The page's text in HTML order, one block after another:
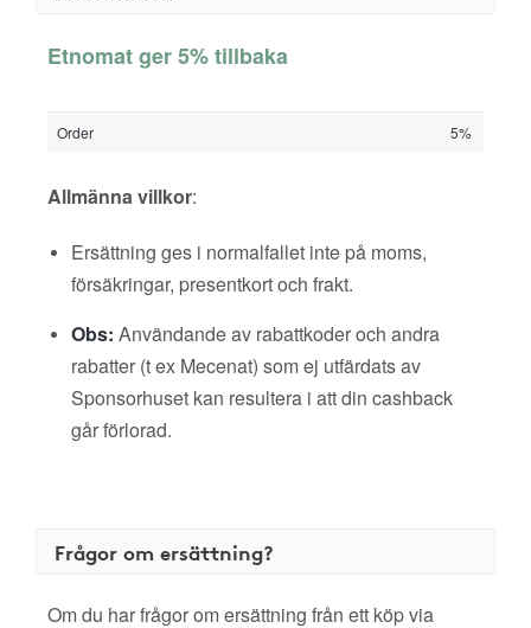
Etnomat ger 5% tillbaka
Order 5%
Allmänna villkor:
Ersättning ges i normalfallet inte på moms,
försäkringar, presentkort och frakt.
Obs: Användande av rabattkoder och andra
rabatter (t ex Mecenat) som ej utfärdats av
Sponsorhuset kan resultera i att din cashback
går förlorad.
Frågor om ersättning?
Om du har frågor om ersättning från ett köp via